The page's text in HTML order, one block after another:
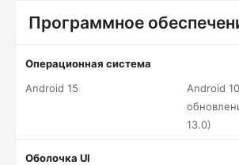
Программное
Операционная система
Android 15
Android
13.0)
Оболочка UI